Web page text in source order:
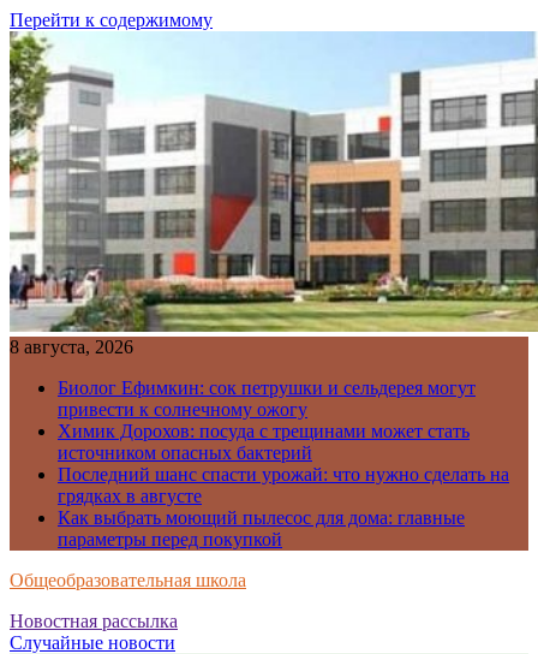
Перейти к содержимому
8 августа, 2026
Биолог Ефимкин: сок петрушки и сельдерея могут
привести к солнечному ожогу
Химик Дорохов: посуда с трещинами может стать
источником опасных бактерий
Последний шанс спасти урожай: что нужно сделать на
грядках в августе
Как выбрать моющий пылесос для дома: главные
параметры перед покупкой
Общеобразовательная школа
Новостная рассылка
Случайные новости